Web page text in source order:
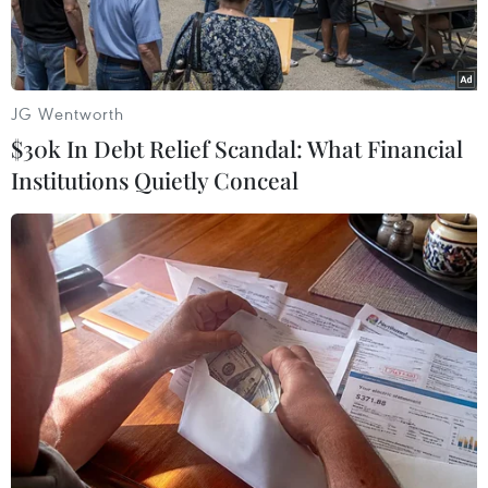
Hamza bin Laden, con trai của trùm khủng bố Osama bin
Laden. (Nguồn: AFP/TTXVN)
Bộ trưởng Quốc phòng Mỹ Mark Esper xác nhận
JG Wentworth
$30k In Debt Relief Scandal: What Financial
Institutions Quietly Conceal